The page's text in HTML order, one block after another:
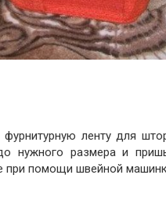
ленту для
нужного размера и
при помощи швейной